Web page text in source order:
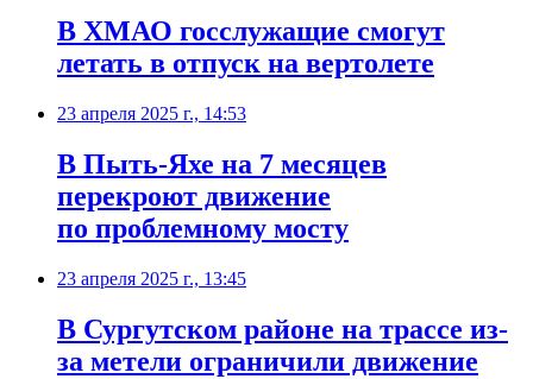
В ХМАО госслужащие смогут
летать в отпуск на вертолете
23 апреля 2025 г., 14:53
В Пыть-Яхе на 7 месяцев
перекроют движение
по проблемному мосту
23 апреля 2025 г., 13:45
В Сургутском районе на трассе из-
за метели ограничили движение